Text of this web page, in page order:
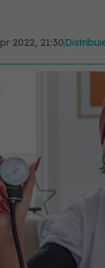
2022, 21:30